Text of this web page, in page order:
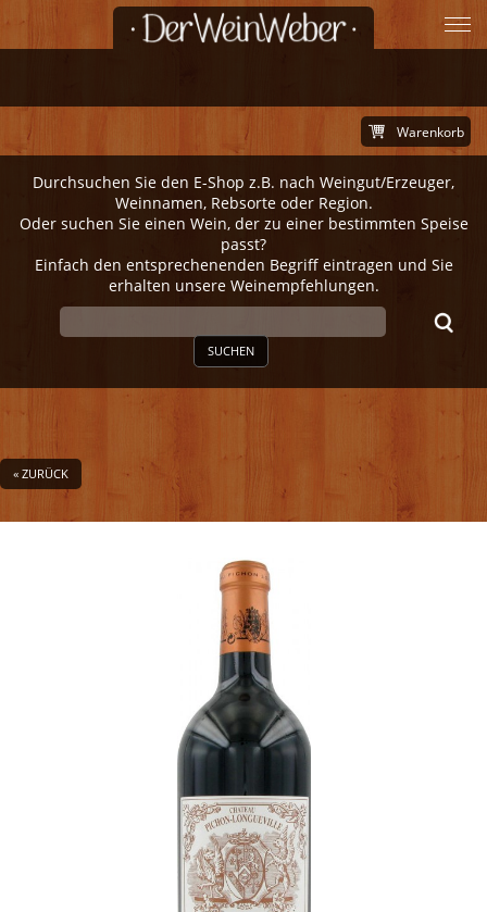
Durchsuchen Sie den E-Shop z.B. nach Weingut/Erzeuger,
Weinnamen, Rebsorte oder Region.
Oder suchen Sie einen Wein, der zu einer bestimmten Speise
passt?
Einfach den entsprechenenden Begriff eintragen und Sie
erhalten unsere Weinempfehlungen.
SUCHEN
Warenkorb
« ZURÜCK